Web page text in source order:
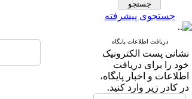
جستجوی پیشرفته
دریافت اطلاعات پایگاه
نشانی پست الکترونیک
خود را برای دریافت
اطلاعات و اخبار پایگاه،
در کادر زیر وارد کنید.